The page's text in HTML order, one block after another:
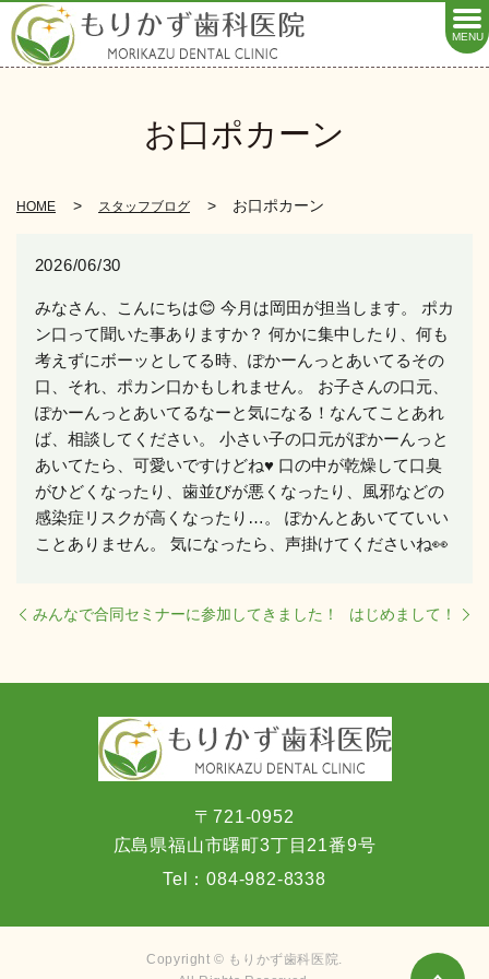
MENU
お口ポカーン
HOME スタッフブログ お口ポカーン
2026/06/30
みなさん、こんにちは😊 今月は岡田が担当します。 ポカ
ン口って聞いた事ありますか？ 何かに集中したり、何も
考えずにボーッとしてる時、ぽかーんっとあいてるその
口、それ、ポカン口かもしれません。 お子さんの口元、
ぽかーんっとあいてるなーと気になる！なんてことあれ
ば、相談してください。 小さい子の口元がぽかーんっと
あいてたら、可愛いですけどね♥️ 口の中が乾燥して口臭
がひどくなったり、歯並びが悪くなったり、風邪などの
感染症リスクが高くなったり…。 ぽかんとあいてていい
ことありません。 気になったら、声掛けてくださいね👀
みんなで合同セミナーに参加してきました！ はじめまして！
〒721-0952
広島県福山市曙町3丁目21番9号
Tel：084-982-8338
Copyright © もりかず歯科医院.